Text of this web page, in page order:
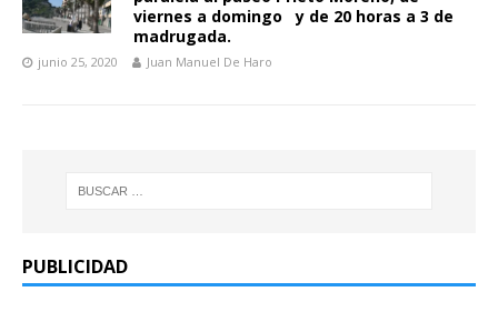
viernes a domingo y de 20 horas a 3 de
madrugada.
junio 25, 2020 Juan Manuel De Haro
PUBLICIDAD